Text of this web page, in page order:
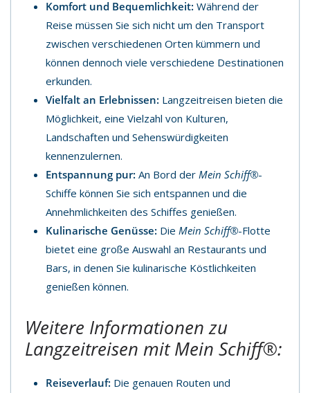
Komfort und Bequemlichkeit: Während der
Reise müssen Sie sich nicht um den Transport
zwischen verschiedenen Orten kümmern und
können dennoch viele verschiedene Destinationen
erkunden.
Vielfalt an Erlebnissen: Langzeitreisen bieten die
Möglichkeit, eine Vielzahl von Kulturen,
Landschaften und Sehenswürdigkeiten
kennenzulernen.
Entspannung pur: An Bord der Mein Schiff®-
Schiffe können Sie sich entspannen und die
Annehmlichkeiten des Schiffes genießen.
Kulinarische Genüsse: Die Mein Schiff®-Flotte
bietet eine große Auswahl an Restaurants und
Bars, in denen Sie kulinarische Köstlichkeiten
genießen können.
Weitere Informationen zu
Langzeitreisen mit Mein Schiff®:
Reiseverlauf: Die genauen Routen und